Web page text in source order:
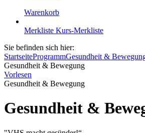
Warenkorb
Merkliste Kurs-Merkliste
Sie befinden sich hier:
StartseiteProgrammGesundheit &
Gesundheit & Bewegung
Vorlesen
Gesundheit & Bewegung
Gesundheit &